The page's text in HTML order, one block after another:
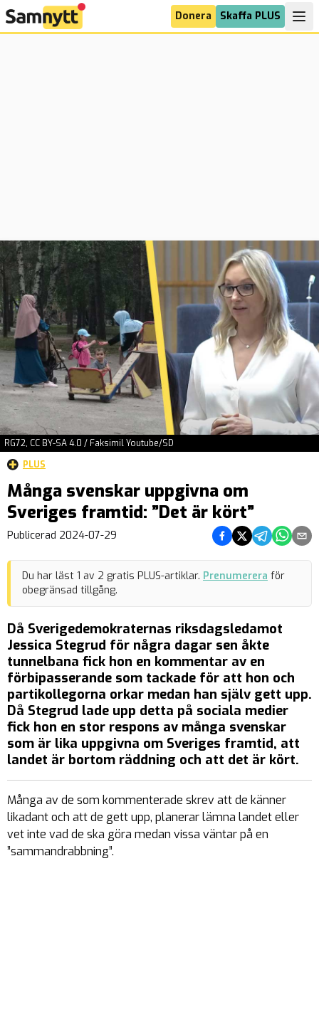
Donera Skaffa PLUS
RG72, CC BY-SA 4.0 / Faksimil Youtube/SD
PLUS
Många svenskar uppgivna om
Sveriges framtid: ”Det är kört”
Publicerad 2024-07-29 Dela på Facebook
Dela på Twitter
Dela påDela på
Dela
Du har läst 1 av 2 gratis PLUS-artiklar. Prenumerera för
obegränsad tillgång.
Då Sverigedemokraternas riksdagsledamot
Jessica Stegrud för några dagar sen åkte
tunnelbana fick hon en kommentar av en
förbipasserande som tackade för att hon och
partikollegorna orkar medan han själv gett upp.
Då Stegrud lade upp detta på sociala medier
fick hon en stor respons av många svenskar
som är lika uppgivna om Sveriges framtid, att
landet är bortom räddning och att det är kört.
Många av de som kommenterade skrev att de känner
likadant och att de gett upp, planerar lämna landet eller
vet inte vad de ska göra medan vissa väntar på en
”sammandrabbning”.